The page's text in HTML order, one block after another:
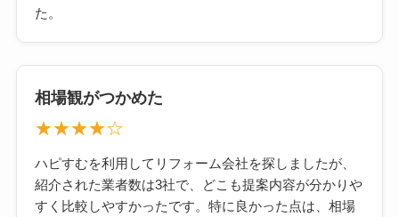
た。
相場観がつかめた
★★★★☆
ハピすむを利用してリフォーム会社を探しましたが、
紹介された業者数は3社で、どこも提案内容が分かりや
すく比較しやすかったです。特に良かった点は、相場